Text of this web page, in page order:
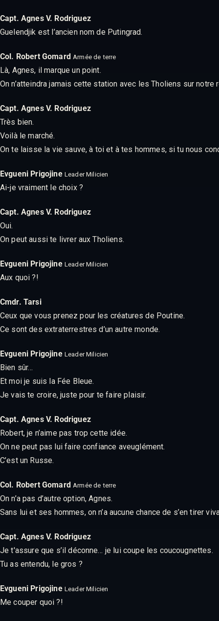
Capt. Agnes V. Rodriguez
Guelendjik est l’ancien nom de Putingrad.
Col. Robert Gomard Armée de terre
Là, Agnes, il marque un point.
On n’atteindra jamais cette station avec les Tholiens sur notre
Capt. Agnes V. Rodriguez
Très bien.
Voilà le marché.
On te laisse la vie sauve, à toi et à tes hommes, si tu nous
Evgueni Prigojine Leader Milicien
Ai-je vraiment le choix ?
Capt. Agnes V. Rodriguez
Oui.
On peut aussi te livrer aux Tholiens.
Evgueni Prigojine Leader Milicien
Aux quoi ?!
Cmdr. Tarsi
Ceux que vous prenez pour les créatures de Poutine.
Ce sont des extraterrestres d’un autre monde.
Evgueni Prigojine Leader Milicien
Bien sûr…
Et moi je suis la Fée Bleue.
Je vais te croire, juste pour te faire plaisir.
Capt. Agnes V. Rodriguez
Robert, je n’aime pas trop cette idée.
On ne peut pas lui faire confiance aveuglément.
C’est un Russe.
Col. Robert Gomard Armée de terre
On n’a pas d’autre option, Agnes.
Sans lui et ses hommes, on n’a aucune chance de s’en tirer
Capt. Agnes V. Rodriguez
Je t'assure que s’il déconne… je lui coupe les coucougnettes.
Tu as entendu, le gros ?
Evgueni Prigojine Leader Milicien
Me couper quoi ?!